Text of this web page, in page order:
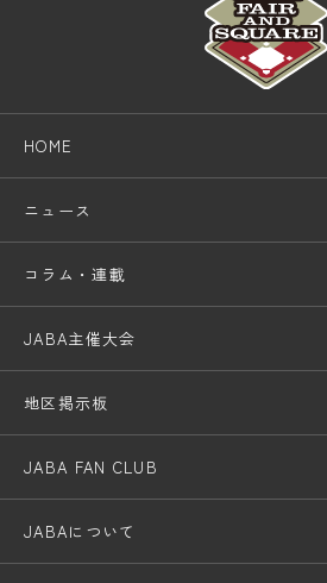
HOME
ニュース
コラム・連載
JABA主催大会
地区掲示板
JABA FAN CLUB
JABAについて